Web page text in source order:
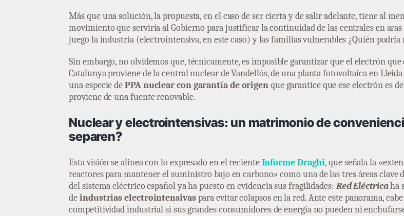
Más que una solución, la propuesta, en el caso de ser cierta y de salir adelante, tiene al
movimiento que serviría al Gobierno para justificar la continuidad de las centrales en
juego la industria (electrointensiva, en este caso) y las familias vulnerables ¿Quién podría
Sin embargo, no olvidemos que, técnicamente, es imposible garantizar que el electrón
Catalunya proviene de la central nuclear de Vandellós, de una planta fotovoltaica en
una especie dePPA nuclear con garantía de origenque garantice que ese electrón es
proviene de una fuente renovable.
Nuclear y electrointensivas: un matrimonio de
separen?
Esta visión se alinea con lo expresado en el recienteInforme Draghi, que señala la
reactores para mantener el suministro bajo en carbono» como una de las tres áreas
del sistema eléctrico español ya ha puesto en evidencia sus fragilidades: Red Eléctricaha
deindustrias electrointensivaspara evitar colapsos en la red. Ante este panorama,
competitividad industrial si sus grandes consumidores de energía no pueden ni